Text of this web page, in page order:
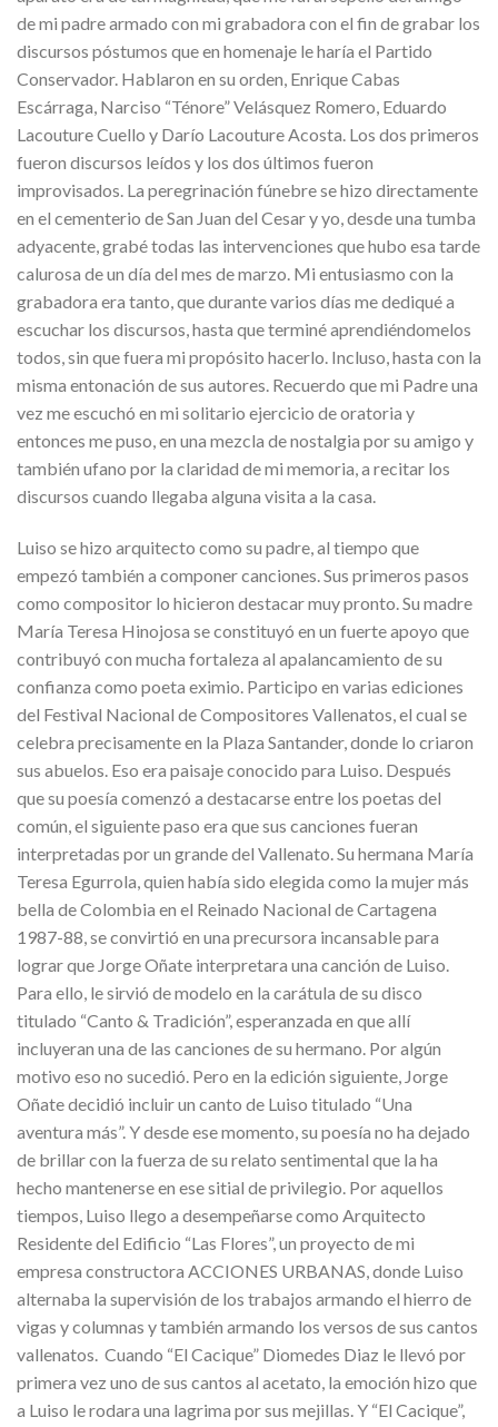
de mi padre armado con mi grabadora con el fin de grabar los
discursos póstumos que en homenaje le haría el Partido
Conservador. Hablaron en su orden, Enrique Cabas
Escárraga, Narciso “Ténore” Velásquez Romero, Eduardo
Lacouture Cuello y Darío Lacouture Acosta. Los dos primeros
fueron discursos leídos y los dos últimos fueron
improvisados. La peregrinación fúnebre se hizo directamente
en el cementerio de San Juan del Cesar y yo, desde una tumba
adyacente, grabé todas las intervenciones que hubo esa tarde
calurosa de un día del mes de marzo. Mi entusiasmo con la
grabadora era tanto, que durante varios días me dediqué a
escuchar los discursos, hasta que terminé aprendiéndomelos
todos, sin que fuera mi propósito hacerlo. Incluso, hasta con la
misma entonación de sus autores. Recuerdo que mi Padre una
vez me escuchó en mi solitario ejercicio de oratoria y
entonces me puso, en una mezcla de nostalgia por su amigo y
también ufano por la claridad de mi memoria, a recitar los
discursos cuando llegaba alguna visita a la casa.
Luiso se hizo arquitecto como su padre, al tiempo que
empezó también a componer canciones. Sus primeros pasos
como compositor lo hicieron destacar muy pronto. Su madre
María Teresa Hinojosa se constituyó en un fuerte apoyo que
contribuyó con mucha fortaleza al apalancamiento de su
confianza como poeta eximio. Participo en varias ediciones
del Festival Nacional de Compositores Vallenatos, el cual se
celebra precisamente en la Plaza Santander, donde lo criaron
sus abuelos. Eso era paisaje conocido para Luiso. Después
que su poesía comenzó a destacarse entre los poetas del
común, el siguiente paso era que sus canciones fueran
interpretadas por un grande del Vallenato. Su hermana María
Teresa Egurrola, quien había sido elegida como la mujer más
bella de Colombia en el Reinado Nacional de Cartagena
1987-88, se convirtió en una precursora incansable para
lograr que Jorge Oñate interpretara una canción de Luiso.
Para ello, le sirvió de modelo en la carátula de su disco
titulado “Canto & Tradición”, esperanzada en que allí
incluyeran una de las canciones de su hermano. Por algún
motivo eso no sucedió. Pero en la edición siguiente, Jorge
Oñate decidió incluir un canto de Luiso titulado “Una
aventura más”. Y desde ese momento, su poesía no ha dejado
de brillar con la fuerza de su relato sentimental que la ha
hecho mantenerse en ese sitial de privilegio. Por aquellos
tiempos, Luiso llego a desempeñarse como Arquitecto
Residente del Edificio “Las Flores”, un proyecto de mi
empresa constructora ACCIONES URBANAS, donde Luiso
alternaba la supervisión de los trabajos armando el hierro de
vigas y columnas y también armando los versos de sus cantos
vallenatos. Cuando “El Cacique” Diomedes Diaz le llevó por
primera vez uno de sus cantos al acetato, la emoción hizo que
a Luiso le rodara una lagrima por sus mejillas. Y “El Cacique”,